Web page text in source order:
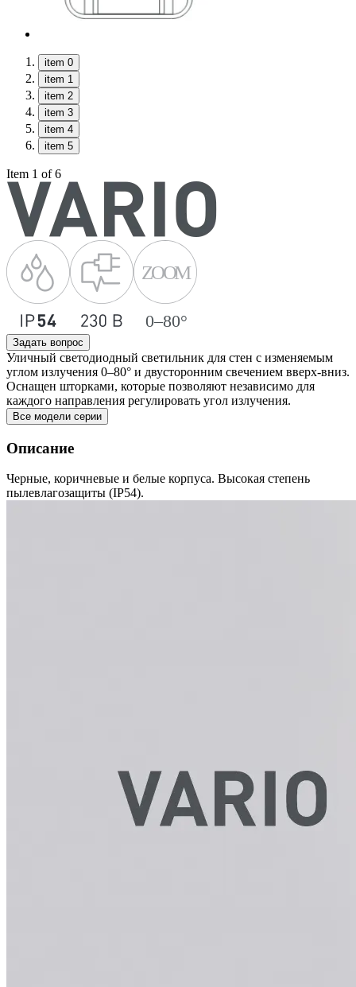
item 0
item 1
item 2
item 3
item 4
item 5
Item 1 of 6
Задать вопрос
Уличный светодиодный светильник для стен с изменяемым
углом излучения 0–80° и двусторонним свечением вверх-вниз.
Оснащен шторками, которые позволяют независимо для
каждого направления регулировать угол излучения.
Все модели серии
Описание
Черные, коричневые и белые корпуса. Высокая степень
пылевлагозащиты (IP54).